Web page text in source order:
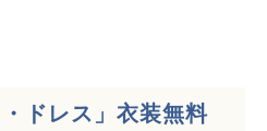
・ドレス」衣装無料